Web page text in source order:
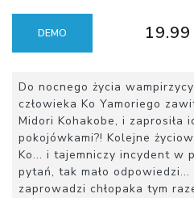
DEMO 19.99
Do nocnego życia
człowieka Ko Yamoriego
Midori Kohakobe, i zaprosiła
pokojówkami?! Kolejne
Ko... i tajemniczy incydent w
pytań, tak mało
zaprowadzi chłopaka tym